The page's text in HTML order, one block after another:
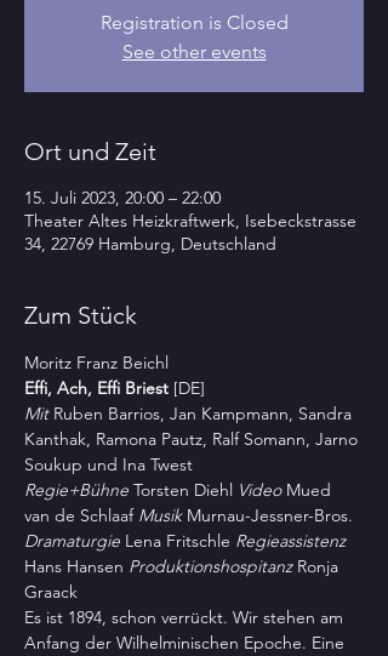
Registration is Closed
See other events
Ort und Zeit
15. Juli 2023, 20:00 – 22:00
Theater Altes Heizkraftwerk, Isebeckstrasse
34, 22769 Hamburg, Deutschland
Zum Stück
Moritz Franz Beichl
Effi, Ach, Effi Briest [DE]
Mit Ruben Barrios, Jan Kampmann, Sandra
Kanthak, Ramona Pautz, Ralf Somann, Jarno
Soukup und Ina Twest
Regie+Bühne Torsten Diehl Video Mued
van de Schlaaf Musik Murnau-Jessner-Bros.
Dramaturgie Lena Fritschle Regieassistenz
Hans Hansen Produktionshospitanz Ronja
Graack
Es ist 1894, schon verrückt. Wir stehen am
Anfang der Wilhelminischen Epoche. Eine